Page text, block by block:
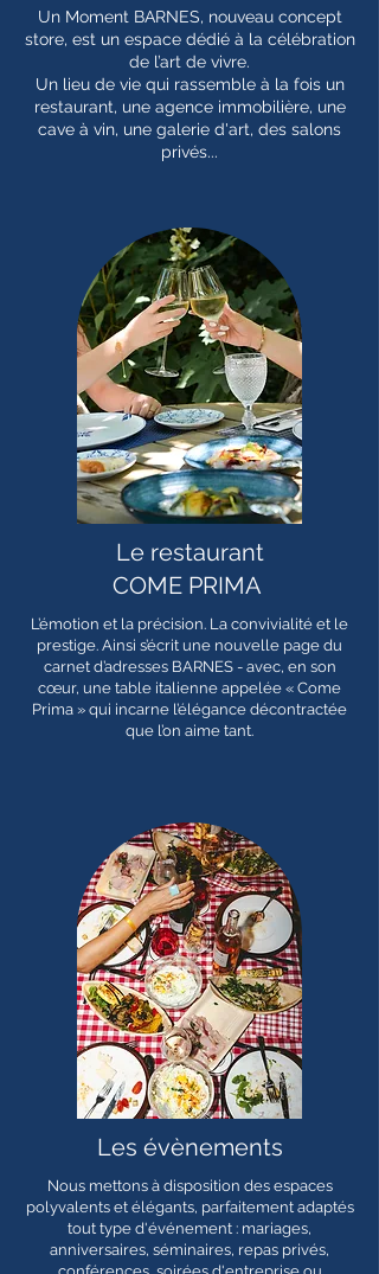
Un Moment BARNES, nouveau concept
store, est un espace dédié à la célébration
de l’art de vivre.
Un lieu de vie qui rassemble à la fois un
restaurant, une agence immobilière, une
cave à vin, une galerie d'art, des salons
privés...
Le restaurant
COME PRIMA
L’émotion et la précision. La convivialité et le
prestige. Ainsi s’écrit une nouvelle page du
carnet d’adresses BARNES - avec, en son
cœur, une table italienne appelée « Come
Prima » qui incarne l’élégance décontractée
que l’on aime tant.
Les évènements
Nous mettons à disposition des espaces
polyvalents et élégants, parfaitement adaptés
tout type d'événement : mariages,
anniversaires, séminaires, repas privés,